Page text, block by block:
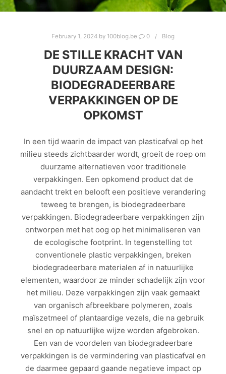
February 1, 2024 by 100blog.be 0 Blog
DE STILLE KRACHT VAN
DUURZAAM DESIGN:
BIODEGRADEERBARE
VERPAKKINGEN OP DE
OPKOMST
In een tijd waarin de impact van plasticafval op het
milieu steeds zichtbaarder wordt, groeit de roep om
duurzame alternatieven voor traditionele
verpakkingen. Een opkomend product dat de
aandacht trekt en belooft een positieve verandering
teweeg te brengen, is biodegradeerbare
verpakkingen. Biodegradeerbare verpakkingen zijn
ontworpen met het oog op het minimaliseren van
de ecologische footprint. In tegenstelling tot
conventionele plastic verpakkingen, breken
biodegradeerbare materialen af in natuurlijke
elementen, waardoor ze minder schadelijk zijn voor
het milieu. Deze verpakkingen zijn vaak gemaakt
van organisch afbreekbare polymeren, zoals
maïszetmeel of plantaardige vezels, die na gebruik
snel en op natuurlijke wijze worden afgebroken.
Een van de voordelen van biodegradeerbare
verpakkingen is de vermindering van plasticafval en
de daarmee gepaard gaande negatieve impact op